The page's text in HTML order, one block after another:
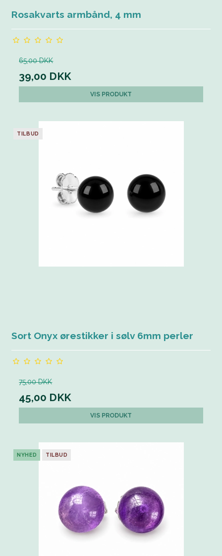
Rosakvarts armbånd, 4 mm
65,00 DKK
39,00 DKK
VIS PRODUKT
TILBUD
Sort Onyx ørestikker i sølv 6mm perler
75,00 DKK
45,00 DKK
VIS PRODUKT
NYHED TILBUD